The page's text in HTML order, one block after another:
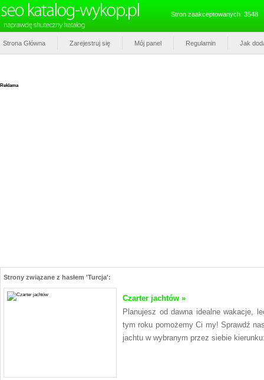
Stron zaakceptowanych: 3548
Strona Główna Zarejestruj się Mój panel Regulamin Jak
Reklama
Strony związane z hasłem 'Turcja':
Czarter jachtów »
Planujesz od dawna idealne wakacje,
tym roku pomożemy Ci my! Sprawdź
jachtu w wybranym przez siebie